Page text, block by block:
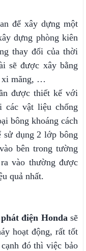
để xây dựng một
dựng phòng kiên
thay đổi của thời
sẽ được xây bằng
xi măng, …
được thiết kế với
các vật liệu chống
bông khoáng cách
sử dụng 2 lớp bông
bên trong tường
vào thường được
quả nhất.
điện Hondasẽ
hoạt động, rất tốt
đó thì việc bảo